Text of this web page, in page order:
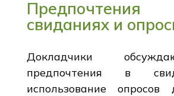
свиданиях и
Докладчики
предпочтения в
использование опросов